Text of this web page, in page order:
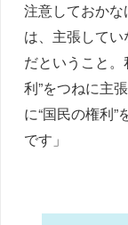
注意しておかな
は、主張して
だということ
利”をつねに主
に“国民の権利
です」